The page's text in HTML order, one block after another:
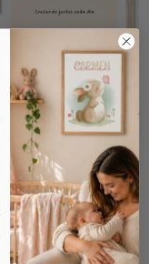
Marco de fotos A3 color
Roble
10,99€